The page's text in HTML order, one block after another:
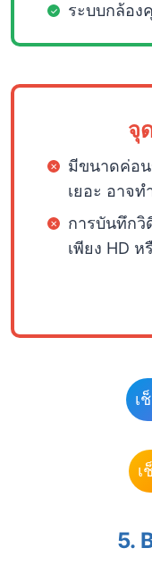
ระบบกล้อง
จุ
มีขนาดค่อน
เยอะ อาจ
การบันทึกวิ
เพียง HD ห
เ
เ
5.